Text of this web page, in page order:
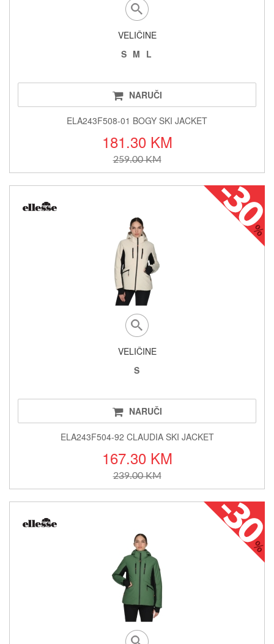
VELIČINE
S M L
NARUČI
ELA243F508-01 BOGY SKI JACKET
181.30 KM
259.00 KM
VELIČINE
S
NARUČI
ELA243F504-92 CLAUDIA SKI JACKET
167.30 KM
239.00 KM